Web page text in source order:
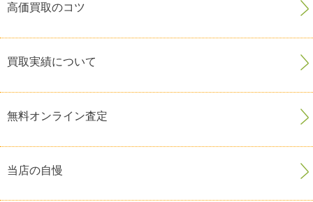
高価買取のコツ
買取実績について
無料オンライン査定
当店の自慢